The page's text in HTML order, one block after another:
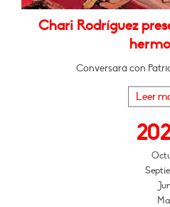
Chari Rodríguez
Conversará con
Leer